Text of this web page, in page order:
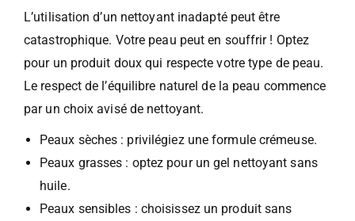
L’utilisation d’un nettoyant inadapté peut être
catastrophique. Votre peau peut en souffrir ! Optez
pour un produit doux qui respecte votre type de peau.
Le respect de l’équilibre naturel de la peau commence
par un choix avisé de nettoyant.
Peaux sèches : privilégiez une formule crémeuse.
Peaux grasses : optez pour un gel nettoyant sans
huile.
Peaux sensibles : choisissez un produit sans